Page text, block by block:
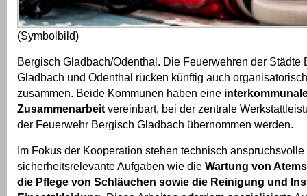
(Symbolbild)
Bergisch Gladbach/Odenthal. Die Feuerwehren der Städte
Gladbach und Odenthal rücken künftig auch
zusammen. Beide Kommunen haben eine
Zusammenarbeit vereinbart, bei der zentrale
der Feuerwehr Bergisch Gladbach übernommen werden.
Im Fokus der Kooperation stehen technisch anspruchsvolle
sicherheitsrelevante Aufgaben wie die Wartung von
die Pflege von Schläuchen sowie die Reinigung und